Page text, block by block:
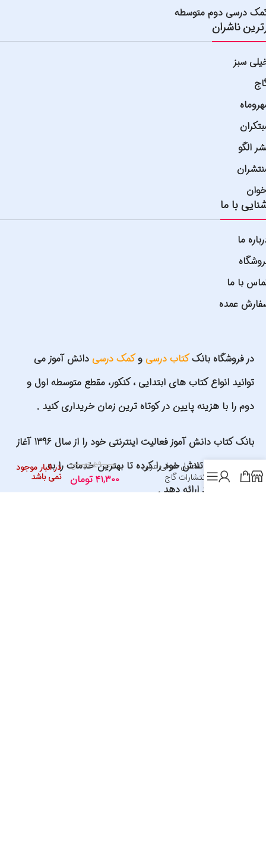
درسی دوم متوسطه
ناشران
سبز
الگو
با ما
ما
با ما
عمده
در فروشگاه بانککتاب درسی وکمک درسی دانش آموز می
توانید انواع کتاب های ابتدایی ، کنکور، مقطع متوسطه اول و
دوم را با هزینه پایین در کوتاه ترین زمان خریداری کنید .
بانک کتاب دانش آموز فعالیت اینترنتی خود را از سال 1396 آغاز
نموده و تمام تلاش خود را کرده تا بهترین خدمات را به
مشتریان خود ارائه دهد .
اعراب و تحلیل صرفی عربی
کنکور-انتشارات گاج
۵۹,۰۰۰تومان
۴۱,۳۰۰ تومان
در انبار موجود
نمی باشد